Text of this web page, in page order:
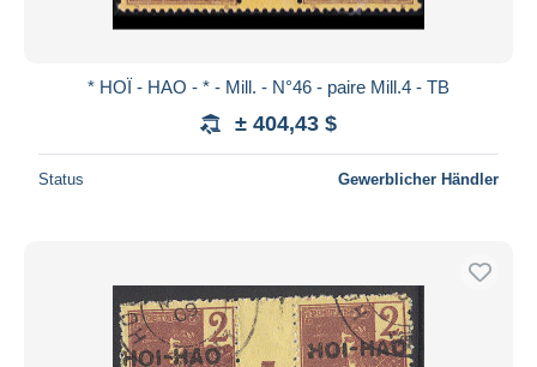
* HOÏ - HAO - * - Mill. - N°46 - paire Mill.4 - TB
± 404,43 $
Status Gewerblicher Händler